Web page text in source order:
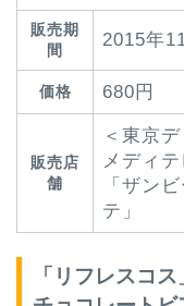
販売期
間
2015年
価格 680円
販売店
舗
＜東京
メディ
「ザン
テ」
「リフレスコス